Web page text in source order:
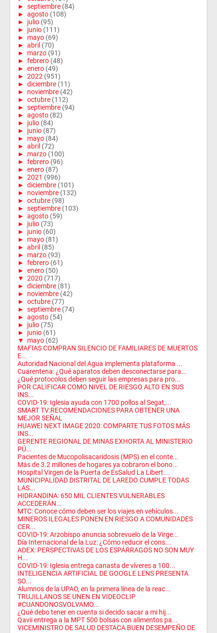
► septiembre (84)
► agosto (108)
► julio (95)
► junio (111)
► mayo (69)
► abril (70)
► marzo (91)
► febrero (48)
► enero (49)
► 2022 (951)
► diciembre (11)
► noviembre (42)
► octubre (112)
► septiembre (94)
► agosto (82)
► julio (84)
► junio (87)
► mayo (84)
► abril (72)
► marzo (100)
► febrero (96)
► enero (87)
► 2021 (996)
► diciembre (101)
► noviembre (132)
► octubre (98)
► septiembre (103)
► agosto (59)
► julio (73)
► junio (60)
► mayo (81)
► abril (85)
► marzo (93)
► febrero (61)
► enero (50)
▼ 2020 (717)
► diciembre (81)
► noviembre (42)
► octubre (77)
► septiembre (74)
► agosto (54)
► julio (75)
► junio (61)
▼
mayo (62)
MAFIAS COMPRAN SILENCIO DE FAMILIARES DE MUERTOS
E...
Autoridad Nacional del Agua implementa plataforma ...
Cuarentena: ¿Qué aparatos deben desconectarse para...
¿Qué protocolos deben seguir las empresas para pro...
POR CALIFICAR COMO NIVEL DE RIESGO ALTO EN SUS
INS...
COVID-19: Iglesia ayuda con 1700 pollos al Segat,...
SMART TV:RECOMENDACIONES PARA OBTENER UNA
MEJOR SEÑAL
HUAWEI NEXT IMAGE 2020: COMPARTE TUS FOTOS MÁS
INS...
GERENTE REGIONAL DE MINAS EXHORTA AL MINISTERIO
PÚ...
Pacientes de Mucopolisacaridosis (MPS) en el conte...
Más de 3.2 millones de hogares ya cobraron el bono...
Hospital Virgen de la Puerta de EsSalud La Libert...
MUNICIPALIDAD DISTRITAL DE LAREDO CUMPLE TODAS
LAS...
HIDRANDINA: 650 MIL CLIENTES VULNERABLES
ACCEDERÁN...
MTC: Conoce cómo deben ser los viajes en vehículos...
MINEROS ILEGALES PONEN EN RIESGO A COMUNIDADES
CER...
COVID-19: Arzobispo anuncia sobrevuelo de la Virge...
Día Internacional de la Luz: ¿Cómo reducir el cons...
ADEX: PERSPECTIVAS DE LOS ESPÁRRAGOS NO SON MUY
H...
COVID-19: Iglesia entrega canasta de víveres a 100...
INTELIGENCIA ARTIFICIAL DE GOOGLE LENS PRESENTA
SO...
Alumnos de la UPAO, en la primera línea de la reac...
TRUJILLANOS SE UNEN EN VIDEOCLIP
#CUANDONOSVOLVAMO...
¿Qué debo tener en cuenta si decido sacar a mi hij...
Qavii entrega a la MPT 500 bolsas con alimentos pa...
VICEMINISTRO DE SALUD DESTACA BUEN DESEMPEÑO DE